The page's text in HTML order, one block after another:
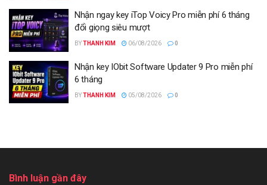
Nhận ngay key iTop Voicy Pro miễn phí 6 tháng
đổi giọng siêu mượt
BYTHANH KIM 06/08/2026 0
Nhận key IObit Software Updater 9 Pro miễn phí
6 tháng
BYTHANH KIM 05/08/2026 0
Bình luận gần đây